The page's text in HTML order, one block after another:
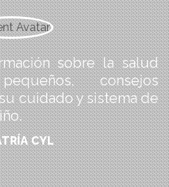
sobre la salud
consejos
cuidado y sistema de
CYL